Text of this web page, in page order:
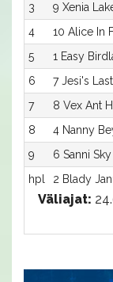
3
9 Xenia
4
10 Alice In
5
1 Easy
6
7 Jesi's
7
8 Vex Ant
8
4 Nanny
9
6 Sanni Sky
hpl
2 Blady
Väliajat: